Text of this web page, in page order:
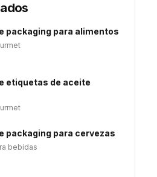
packaging para alimentos
etiquetas de aceite
packaging para cervezas
bebidas